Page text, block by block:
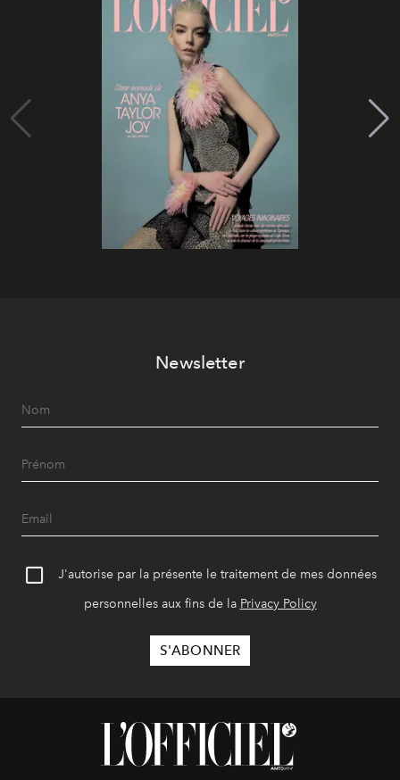
Newsletter
J'autorise par la présente le traitement de mes données
personnelles aux fins de la Privacy Policy